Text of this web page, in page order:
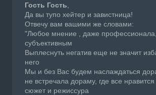
Гость Гость
Да вы тупо хейтер и завистница!
Отвечу вам вашими же словами:
"Любое мнение , даже
субъективным
Выплеснуть негатив еще не значит
него
Мы и без Вас будем наслаждаться
не встречала дораму, где все нравится
сюжет и режиссура